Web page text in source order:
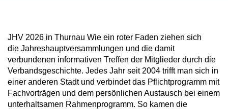
JHV 2026 in Thurnau Wie ein roter Faden ziehen sich
die Jahreshauptversammlungen und die damit
verbundenen informativen Treffen der Mitglieder durch die
Verbandsgeschichte. Jedes Jahr seit 2004 trifft man sich in
einer anderen Stadt und verbindet das Pflichtprogramm mit
Fachvorträgen und dem persönlichen Austausch bei einem
unterhaltsamen Rahmenprogramm. So kamen die